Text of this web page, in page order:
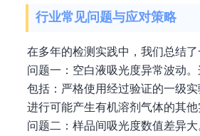
行业常见问题与应对策略
在多年的检测实践中，我们总结
问题一：空白液吸光度异常波动
包括：严格使用经过验证的一级
进行可能产生有机溶剂气体的其他
问题二：样品间吸光度数值差异